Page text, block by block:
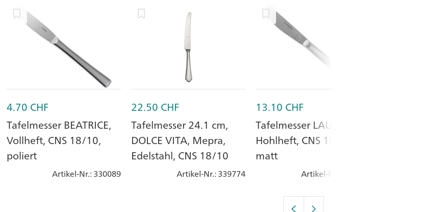
4.70 CHF
Tafelmesser BEATRICE,
Vollheft, CNS 18/10,
poliert
Artikel-Nr.: 330089
22.50 CHF
Tafelmesser 24.1 cm,
DOLCE VITA, Mepra,
Edelstahl, CNS 18/10
Artikel-Nr.: 339774
13.10 CHF
Tafelmesser LAUSANNE,
Hohlheft, CNS 18/10,
matt
Artikel-Nr.